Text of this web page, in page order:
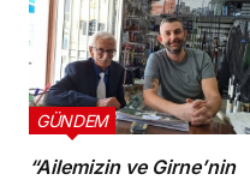
getirmeli”
“Ailemizin ve Girne’nin
GÜNDEM